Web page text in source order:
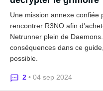
Une mission annexe confiée
rencontrer R3NO afin
Netrunner plein de
conséquences dans ce
possible.
2 • 04 sep 2024